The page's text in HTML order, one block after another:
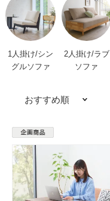
1人掛け/シン
グルソファ
2人掛け/ラブ
ソファ
おすすめ順